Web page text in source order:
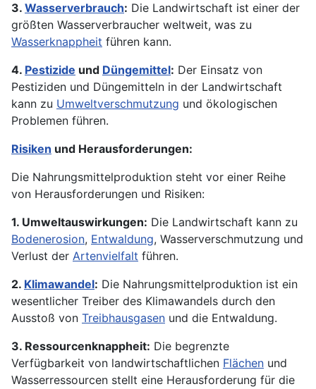
3. Wasserverbrauch: Die Landwirtschaft ist einer der
größten Wasserverbraucher weltweit, was zu
Wasserknappheit führen kann.
4. Pestizide und Düngemittel: Der Einsatz von
Pestiziden und Düngemitteln in der Landwirtschaft
kann zu Umweltverschmutzung und ökologischen
Problemen führen.
Risiken und Herausforderungen:
Die Nahrungsmittelproduktion steht vor einer Reihe
von Herausforderungen und Risiken:
1. Umweltauswirkungen: Die Landwirtschaft kann zu
Bodenerosion, Entwaldung, Wasserverschmutzung und
Verlust der Artenvielfalt führen.
2. Klimawandel: Die Nahrungsmittelproduktion ist ein
wesentlicher Treiber des Klimawandels durch den
Ausstoß von Treibhausgasen und die Entwaldung.
3. Ressourcenknappheit: Die begrenzte
Verfügbarkeit von landwirtschaftlichen Flächen und
Wasserressourcen stellt eine Herausforderung für die